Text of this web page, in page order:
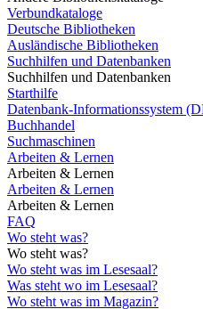
Verbundkataloge
Deutsche Bibliotheken
Ausländische Bibliotheken
Suchhilfen und Datenbanken
Suchhilfen und Datenbanken
Starthilfe
Datenbank-Informationssystem
Buchhandel
Suchmaschinen
Arbeiten & Lernen
Arbeiten & Lernen
Arbeiten & Lernen
Arbeiten & Lernen
FAQ
Wo steht was?
Wo steht was?
Wo steht was im Lesesaal?
Was steht wo im Lesesaal?
Wo steht was im Magazin?